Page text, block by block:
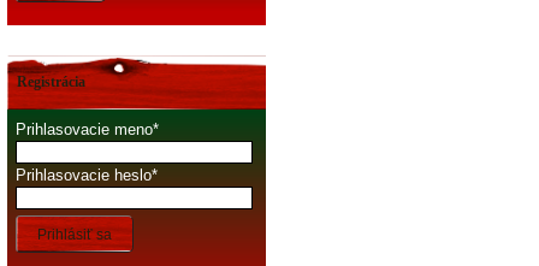
Registrácia
Prihlasovacie meno
Prihlasovacie heslo
Prihlásiť sa